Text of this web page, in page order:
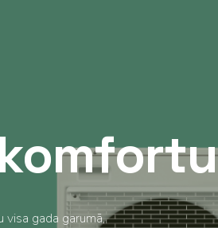
visa gada garumā,